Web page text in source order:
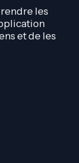
les
et de les